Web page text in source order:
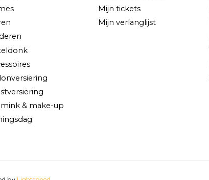
& make-up
Mijn tickets
Mijn verlanglijst